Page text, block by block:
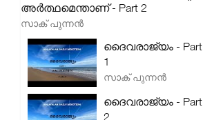
അർത്ഥമെന്താണ് - Part 2
സാക് പുന്നൻ
ദൈവരാജ്യം - Part
1
സാക് പുന്നൻ
ദൈവരാജ്യം - Part
2